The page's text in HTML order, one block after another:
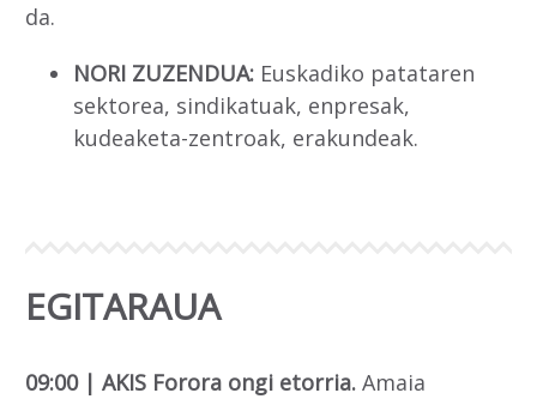
da.
NORI ZUZENDUA: Euskadiko patataren
sektorea, sindikatuak, enpresak,
kudeaketa-zentroak, erakundeak.
EGITARAUA
09:00 | AKIS Forora ongi etorria. Amaia